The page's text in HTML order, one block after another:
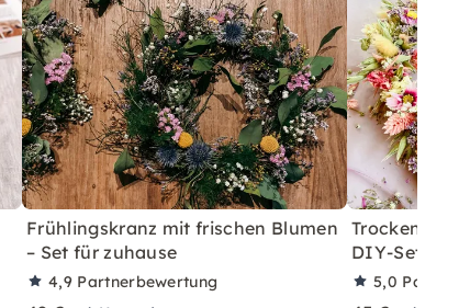
Frühlingskranz mit frischen Blumen
– Set für zuhause
4,9 Partnerbewertung
DIY-Set für
5,0